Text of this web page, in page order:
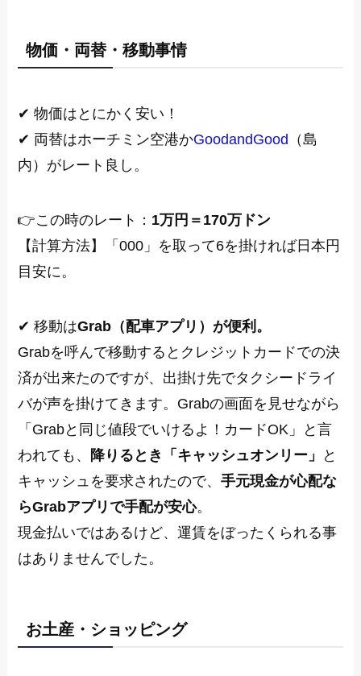
物価・両替・移動事情
✔ 物価はとにかく安い！
✔ 両替はホーチミン空港かGoodandGood （島
内）がレート良し。
👉この時のレート： 1万円＝170万ドン
【計算方法】「000」を取って6を掛ければ日本円
目安に。
✔ 移動はGrab（配車アプリ）が便利。
Grabを呼んで移動するとクレジットカードでの決
済が出来たのですが、出掛け先でタクシードライ
バが声を掛けてきます。Grabの画面を見せながら
「Grabと同じ値段でいけるよ！カードOK」と言
われても、 降りるとき「キャッシュオンリー」
と
キャッシュを要求されたので、手元現金が心配な
らGrabアプリで手配が安心。
現金払いではあるけど、運賃をぼったくられる事
はありませんでした。
お土産・ショッピング